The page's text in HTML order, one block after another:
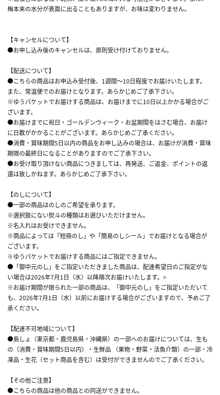
梅本来の水分が表面に出ることもありますが、お味は変わりません。
【キャンセルについて】
●お申し込み後のキャンセルは、原則受け付けておりません。
【配送について】
●こちらの商品はお申込み受付後、1週間～10日程度でお届けいたします。
また、常温便でのお届けとなります。あらかじめご了承下さい。
※ゆうパケットでお届けする商品は、お届けまでに10日以上かかる場合がご
ざいます。
●お届けまでに祝日・ゴールデンウィーク・お盆期間をはさむ場合、お届け
に日数がかかることがございます。あらかじめご了承ください。
●消費・賞味期間5日以内の商品をお申し込みの場合は、お届けが消費・賞味
期限の最終日になることがありますのでご了承下さい。
●お受け取り頂けない商品につきましては、再発送、ご返金、ポイントの返
還は致しかねます。あらかじめご了承下さい。
【のしについて】
●一部の商品はのしのご希望を承ります。
※選択肢にない熨斗の種類はお選びいただけません。
※名入れはお受けできません。
※商品によっては「短冊のし」や「簡易のしシール」でお届けとなる場合が
ございます。
※ゆうパケットでお届けする商品にはご指定できません。
●「御中元のし」をご指定いただきました商品は、配達希望日のご指定がな
い場合は2026年7月1日（水）以降順次お届けいたします。>
※お届け期間が限られた一部の商品は、「御中元のし」をご指定いただいて
も、2026年7月1日（水）以前にお届けする場合がございますので、予めご了
承ください。
【配達不可地域について】
●島しょ（東京都・鹿児島県・沖縄県）の一部へのお届けについては、生も
の（消費・賞味期間5日以内）・生鮮品 （果物・野菜・活魚介類）の一部・冷
凍品・生花（セット商品を含む）は受付ができませんのでご了承ください。
【その他ご注意】
●こちらの商品は他の商品との同送ができません。